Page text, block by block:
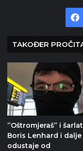
TAKOĐER
”Oštromjeraš” i
Boris Lenhard i
odustaje od